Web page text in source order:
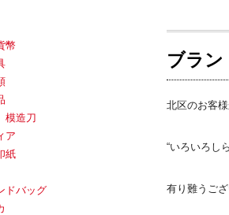
ブラ
北区のお客
“いろいろし
有り難うご
幣
造刀
ア
紙
ドバッグ